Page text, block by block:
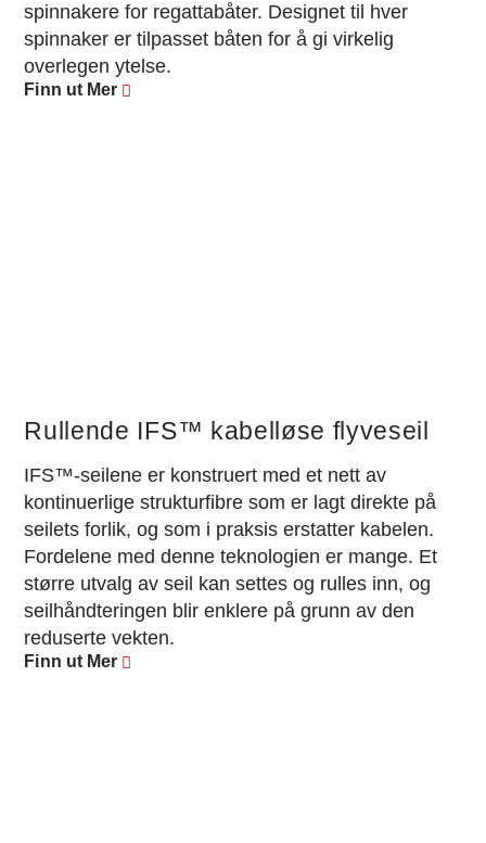
spinnakere for regattabåter. Designet til hver
spinnaker er tilpasset båten for å gi virkelig
overlegen ytelse.
Finn ut Mer
Rullende IFS™ kabelløse flyveseil
IFS™-seilene er konstruert med et nett av
kontinuerlige strukturfibre som er lagt direkte på
seilets forlik, og som i praksis erstatter kabelen.
Fordelene med denne teknologien er mange. Et
større utvalg av seil kan settes og rulles inn, og
seilhåndteringen blir enklere på grunn av den
reduserte vekten.
Finn ut Mer